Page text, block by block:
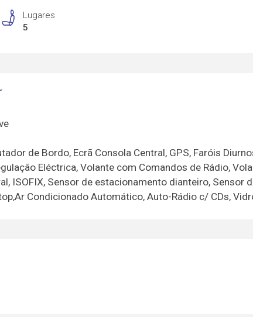
Lugares
5
de Bordo, Ecrã Consola Central, GPS, Faróis
Eléctrica, Volante com Comandos de Rádio,
ISOFIX, Sensor de estacionamento dianteiro, Sensor
Condicionado Automático, Auto-Rádio c/ CDs,